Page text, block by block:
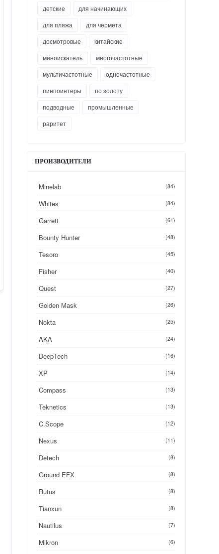
детские
для начинающих
для пляжа
для чермета
досмотровые
китайские
миноискатель
многочастотные
мультичастотные
одночастотные
пинпоинтеры
по золоту
подводные
промышленные
раритет
ПРОИЗВОДИТЕЛИ
Minelab (84)
Whites (84)
Garrett (61)
Bounty Hunter (48)
Tesoro (45)
Fisher (40)
Quest (27)
Golden Mask (26)
Nokta (25)
AKA (24)
DeepTech (16)
XP (14)
Compass (13)
Teknetics (13)
C.Scope (12)
Nexus (11)
Detech (8)
Ground EFX (8)
Rutus (8)
Tianxun (8)
Nautilus (7)
Mikron (6)